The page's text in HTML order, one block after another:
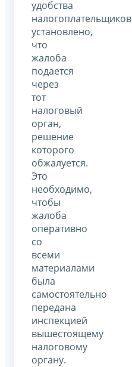
удобства
налогоплательщиков
установлено,
что
жалоба
подается
через
тот
налоговый
орган,
решение
которого
обжалуется.
Это
необходимо,
чтобы
жалоба
оперативно
со
всеми
материалами
была
самостоятельно
передана
инспекцией
вышестоящему
налоговому
органу.